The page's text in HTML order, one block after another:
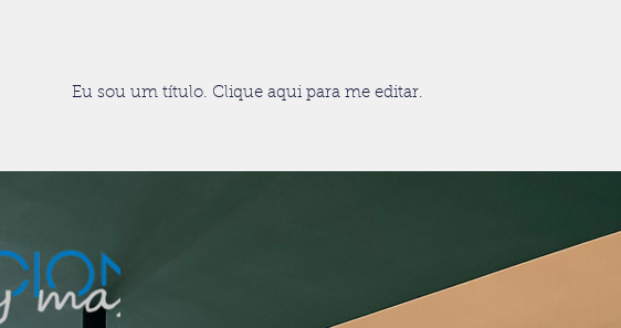
Eu sou um título. Clique aqui para me editar.